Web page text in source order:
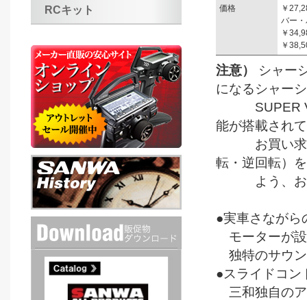
RCキット 価格
￥
バー
￥
￥
注意）
シャー
になるシャー
SUPER
能が搭載され
お買い求め
転・逆回転）
よう、お願
●実車さながら
モーターが設
独特のサウ
●スライドコン
三和独自のア